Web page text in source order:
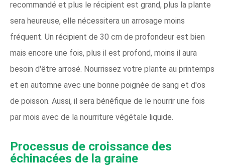
recommandé et plus le récipient est grand, plus la plante
sera heureuse, elle nécessitera un arrosage moins
fréquent. Un récipient de 30 cm de profondeur est bien
mais encore une fois, plus il est profond, moins il aura
besoin d'être arrosé. Nourrissez votre plante au printemps
et en automne avec une bonne poignée de sang et d'os
de poisson. Aussi, il sera bénéfique de le nourrir une fois
par mois avec de la nourriture végétale liquide.
Processus de croissance des
échinacées de la graine